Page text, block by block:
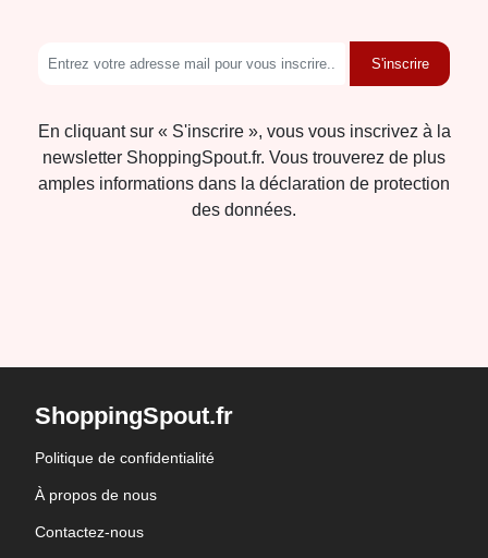
S'inscrire
En cliquant sur « S'inscrire », vous vous inscrivez à la
newsletter ShoppingSpout.fr. Vous trouverez de plus
amples informations dans la déclaration de protection
des données.
ShoppingSpout.fr
Politique de confidentialité
À propos de nous
Contactez-nous